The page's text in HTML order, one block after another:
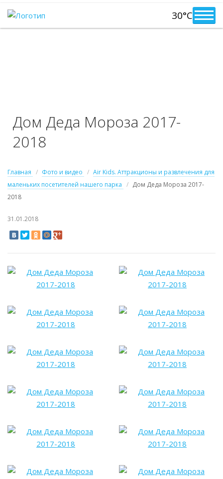
30°C
Дом Деда Мороза 2017-
2018
Главная Фото и видео
Air Kids. Аттракционы и развлечения для
маленьких посетителей нашего парка
Дом Деда Мороза 2017-
2018
31.01.2018